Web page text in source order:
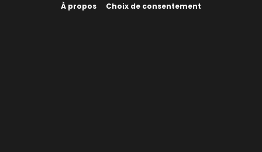
À propos Choix de consentement